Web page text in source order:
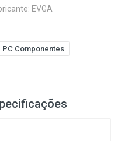
EVGA
PC Componentes